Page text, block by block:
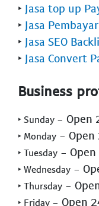
‣ Jasa top up
‣ Jasa
‣ Jasa SEO
‣ Jasa Convert
Business
‣ Sunday - Open
‣ Monday - Open
‣ Tuesday - Open
‣ Wednesday -
‣ Thursday -
‣ Friday - Open